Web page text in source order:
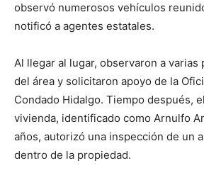
observó numerosos vehículos
notificó a agentes estatales.
Al llegar al lugar, observaron a varias
del área y solicitaron apoyo de la
Condado Hidalgo. Tiempo después,
vivienda, identificado como Arnulfo
años, autorizó una inspección de un
dentro de la propiedad.